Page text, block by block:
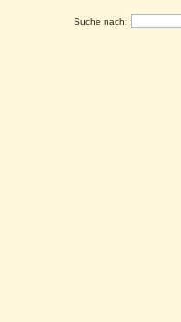
Suche nach: